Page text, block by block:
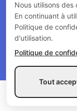
© 2026 Codia AI.
Politique de
Politique de
Nous utilisons
En continuant à
Politique de
d'utilisation.
Politique de
Tout